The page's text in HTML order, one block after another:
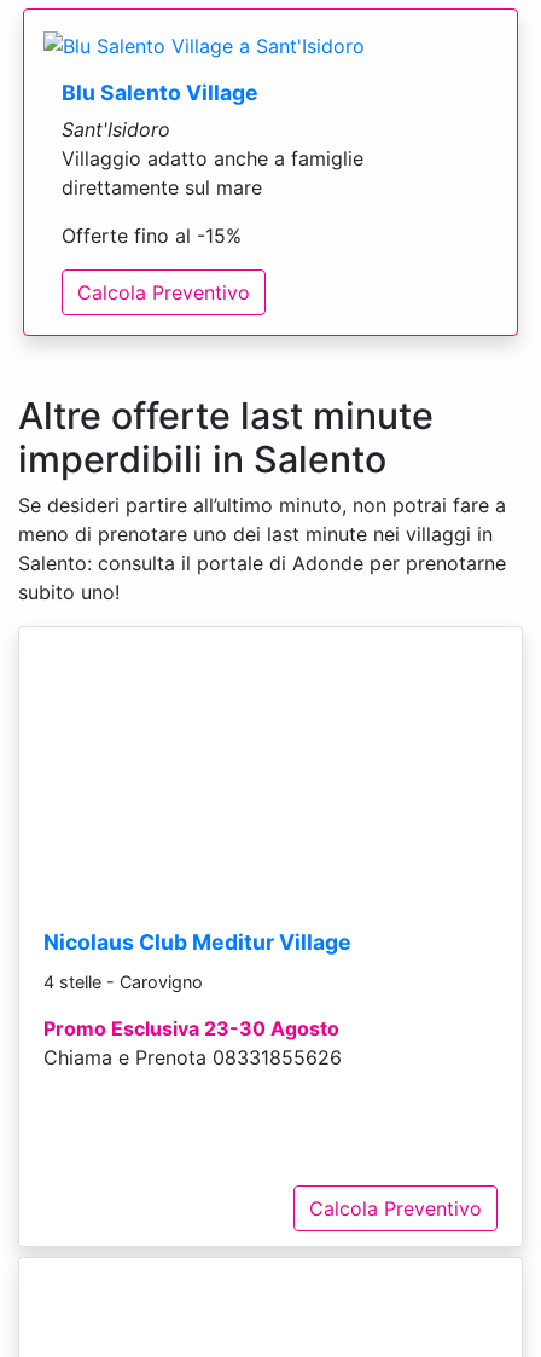
Blu Salento Village
Sant'Isidoro
Villaggio adatto anche a famiglie
direttamente sul mare
Offerte fino al -15%
Calcola Preventivo
Altre offerte last minute
imperdibili in Salento
Se desideri partire all’ultimo minuto, non potrai fare a
meno di prenotare uno dei last minute nei villaggi in
Salento: consulta il portale di Adonde per prenotarne
subito uno!
Nicolaus Club Meditur Village
4 stelle - Carovigno
Promo Esclusiva 23-30 Agosto
Chiama e Prenota 08331855626
Calcola Preventivo